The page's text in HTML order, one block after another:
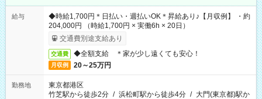
給与
◆時給1,700円＊日払い・週払いOK＊昇給あり♪【月収例】 ・約
204,000円 （時給1,700円 × 実働6h × 20日）
交通費別途支給あり
交通費 ◆全額支給 ＊家が少し遠くても安心！
月収例 20～25万円
勤務地
東京都港区
竹芝駅から徒歩2分 / 浜松町駅から徒歩4分 / 大門(東京都)駅か